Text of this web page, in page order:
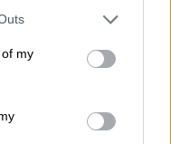
one or more Google
You may click to
its third-party tags to
in below Google
my
και